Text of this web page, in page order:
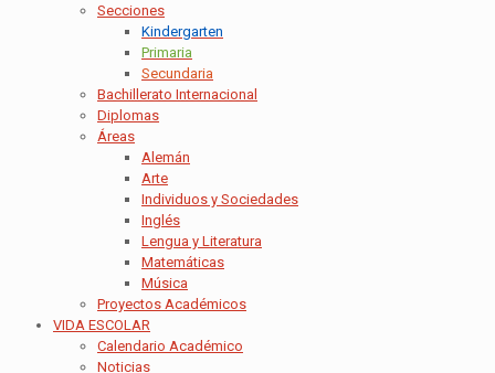
Secciones
Kindergarten
Primaria
Secundaria
Bachillerato Internacional
Diplomas
Áreas
Alemán
Arte
Individuos y Sociedades
Inglés
Lengua y Literatura
Matemáticas
Música
Proyectos Académicos
VIDA ESCOLAR
Calendario Académico
Noticias